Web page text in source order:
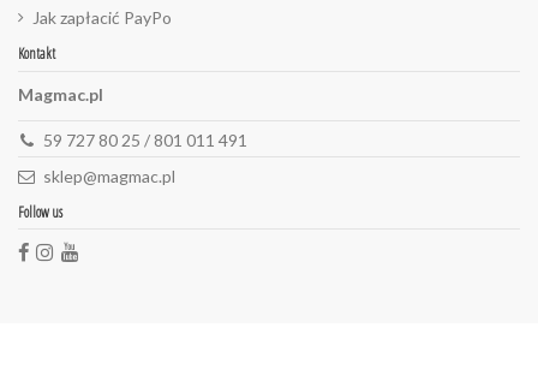
Jak zapłacić PayPo
Kontakt
Magmac.pl
59 727 80 25 / 801 011 491
sklep@magmac.pl
Follow us